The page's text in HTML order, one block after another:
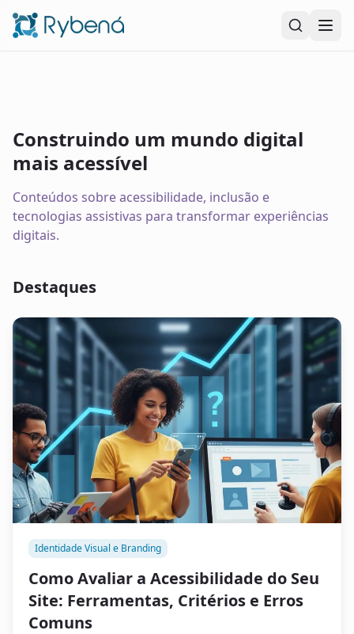
Pular para o conteúdo principal
Construindo um mundo digital
mais acessível
Conteúdos sobre acessibilidade, inclusão e
tecnologias assistivas para transformar experiências
digitais.
Destaques
Identidade Visual e Branding
Como Avaliar a Acessibilidade do Seu
Site: Ferramentas, Critérios e Erros
Comuns